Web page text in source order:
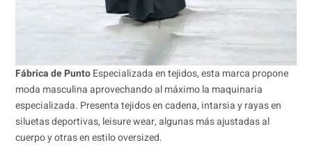
Fábrica de PuntoEspecializada en tejidos, esta marca propone
moda masculina aprovechando al máximo la maquinaria
especializada. Presenta tejidos en cadena, intarsia y rayas en
siluetas deportivas, leisure wear, algunas más ajustadas al
cuerpo y otras en estilo oversized.